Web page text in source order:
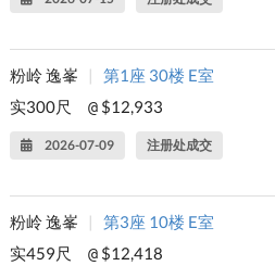
粉岭 逸峯 |
第1座 30楼 E室
实300尺
@ $12,933
2026-07-09 注册处成交
粉岭 逸峯 |
第3座 10楼 E室
实459尺
@ $12,418